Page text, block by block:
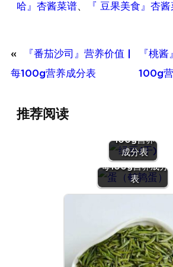
哈』杏酱菜谱、 『 豆果美食』杏
«
『番茄沙司』营养价值 |
每100g营养成分表
『桃
100g
推荐阅读
100g营养
成分表
『蛋（鹌鹑
蛋）』营养价值 |
每100g营养成分
表